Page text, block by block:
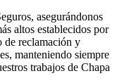
asegurándonos
altos establecidos por
de reclamación y
manteniendo siempre
trabajos de Chapa